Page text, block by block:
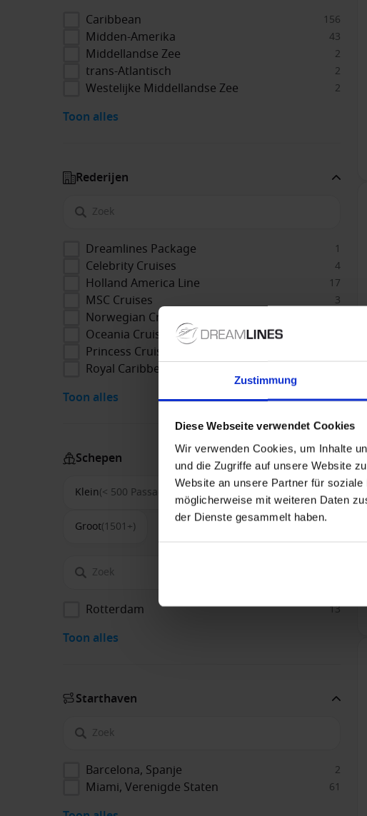
Zustimmung
Diese Webseite verwendet Cookies
Wir verwenden Cookies, um Inhalte
und die Zugriffe auf unsere Website
Website an unsere Partner für
möglicherweise mit weiteren Daten
der Dienste gesammelt haben.
Caribbean 156
Midden-Amerika 43
Middellandse Zee 2
trans-Atlantisch 2
Westelijke Middellandse Zee 2
Toon alles
Rederijen
Dreamlines Package 1
Celebrity Cruises 4
Holland America Line 17
MSC Cruises 3
Norwegian Cruise Line
Oceania Cruises
Princess Cruises
Royal Caribbean
Toon alles
Schepen
Klein(< 500 Passagiers) Middel(500-1500)
Groot(1501+)
Rotterdam 13
Toon alles
Start­haven
Barcelona, Spanje 2
Miami, Verenigde Staten 61